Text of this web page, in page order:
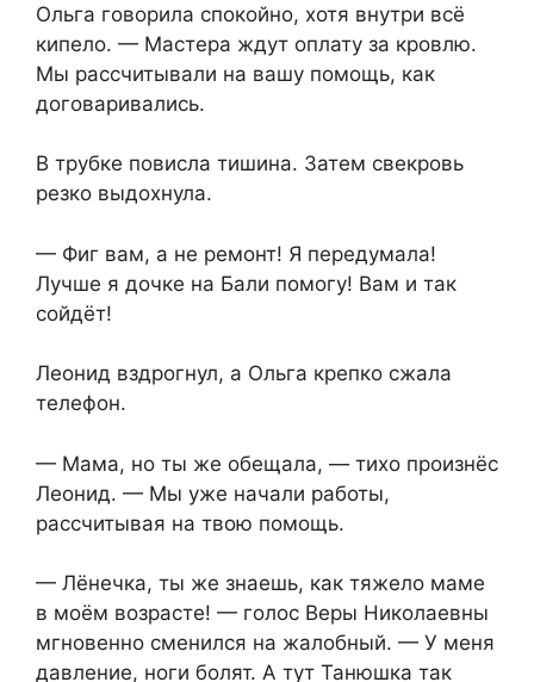
Ольга говорила спокойно, хотя внутри всё
кипело. — Мастера ждут оплату за кровлю.
Мы рассчитывали на вашу помощь, как
договаривались.
В трубке повисла тишина. Затем свекровь
резко выдохнула.
— Фиг вам, а не ремонт! Я передумала!
Лучше я дочке на Бали помогу! Вам и так
сойдёт!
Леонид вздрогнул, а Ольга крепко сжала
телефон.
— Мама, но ты же обещала, — тихо произнёс
Леонид. — Мы уже начали работы,
рассчитывая на твою помощь.
— Лёнечка, ты же знаешь, как тяжело маме
в моём возрасте! — голос Веры Николаевны
мгновенно сменился на жалобный. — У меня
давление, ноги болят. А тут Танюшка так